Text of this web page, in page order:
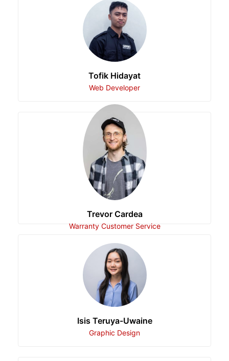
Tofik Hidayat
Web Developer
Trevor Cardea
Warranty Customer Service
Isis Teruya-Uwaine
Graphic Design